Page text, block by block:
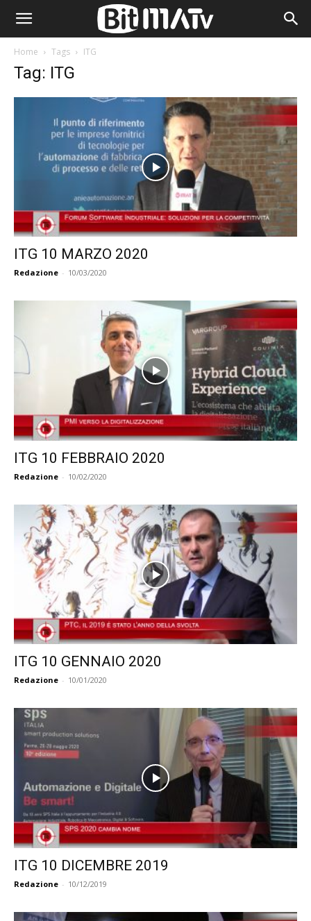
Home Tags ITG
Tag: ITG
ITG 10 MARZO 2020
Redazione - 10/03/2020
ITG 10 FEBBRAIO 2020
Redazione - 10/02/2020
ITG 10 GENNAIO 2020
Redazione - 10/01/2020
ITG 10 DICEMBRE 2019
Redazione - 10/12/2019